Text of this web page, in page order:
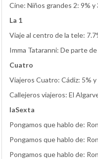
Cine: Niños grandes 2: 9% y
La 1
Viaje al centro de la tele:
Imma Tataranni: De parte
Cuatro
Viajeros Cuatro: Cádiz: 5%
Callejeros viajeros: El
laSexta
Pongamos que hablo de:
Pongamos que hablo de:
Pongamos que hablo de: